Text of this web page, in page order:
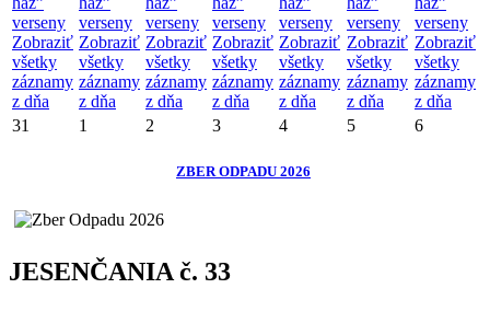
verseny
Zobraziť
všetky
záznamy
z dňa
verseny
Zobraziť
všetky
záznamy
z dňa
verseny
Zobraziť
všetky
záznamy
z dňa
verseny
Zobraziť
všetky
záznamy
z dňa
verseny
Zobraziť
všetky
záznamy
z dňa
verseny
Zobraziť
všetky
záznamy
z dňa
verseny
Zobraziť
všetky
záznamy
z dňa
31
1 2 3 4 5 6
ZBER ODPADU 2026
JESENČANIA č. 33